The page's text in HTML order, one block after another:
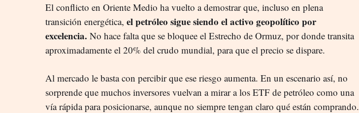
El conflicto en Oriente Medio ha vuelto a demostrar que, incluso en plena
transición energética, el petróleo sigue siendo el activo geopolítico por
excelencia. No hace falta que se bloquee el Estrecho de Ormuz, por donde transita
aproximadamente el 20% del crudo mundial, para que el precio se dispare.
Al mercado le basta con percibir que ese riesgo aumenta. En un escenario así, no
sorprende que muchos inversores vuelvan a mirar a los ETF de petróleo como una
vía rápida para posicionarse, aunque no siempre tengan claro qué están comprando.